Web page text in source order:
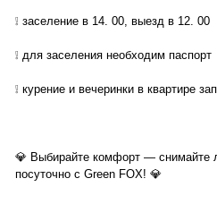
❕ заселение в 14. 00, выезд в 12. 00
❕ для заселения необходим паспорт
❕ курение и вечеринки в квартире
💎 Выбирайте комфорт — снимайте
посуточно с Green FOX! 💎